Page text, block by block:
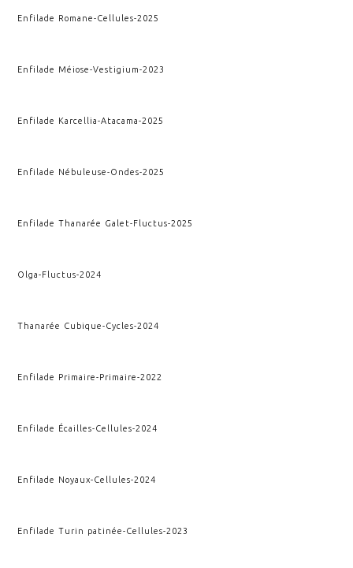
Enfilade Romane-Cellules-2025
Enfilade Méiose-Vestigium-2023
Enfilade Karcellia-Atacama-2025
Enfilade Nébuleuse-Ondes-2025
Enfilade Thanarée Galet-Fluctus-2025
Olga-Fluctus-2024
Thanarée Cubique-Cycles-2024
Enfilade Primaire-Primaire-2022
Enfilade Écailles-Cellules-2024
Enfilade Noyaux-Cellules-2024
Enfilade Turin patinée-Cellules-2023